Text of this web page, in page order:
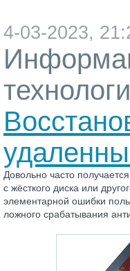
4-03-2023,
Довольно часто
с жёсткого диска или
элементарной ошибки
ложного срабатывания